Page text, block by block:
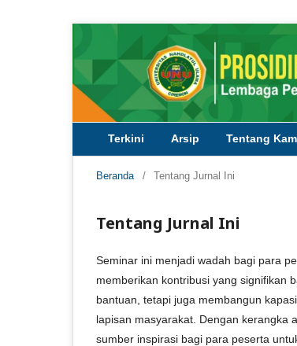
Terkini Arsip Tentang
Beranda / Tentang Jurnal Ini
Tentang Jurnal Ini
Seminar ini menjadi wadah bagi para
memberikan kontribusi yang signifikan
bantuan, tetapi juga membangun
lapisan masyarakat. Dengan kerangka
sumber inspirasi bagi para peserta